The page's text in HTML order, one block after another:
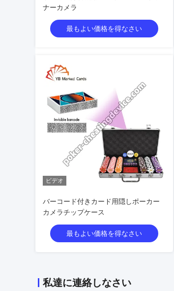
ナーカメラ
最もよい価格を得なさい
ビデオ
バーコード付きカード用隠しポーカー
カメラチップケース
最もよい価格を得なさい
私達に連絡しなさい